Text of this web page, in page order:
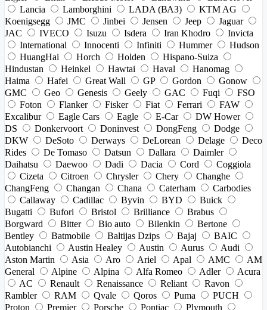
Lancia
Lamborghini LADA (ВАЗ)
KTM AG
Koenigsegg
JMC Jinbei Jensen Jeep
Jaguar
JAC
IVECO Isuzu Isdera Iran Khodro
Invicta
International
Innocenti Infiniti Hummer
Hudson
HuangHai
Horch Holden
Hispano-Suiza
Hindustan
Heinkel Hawtai Haval
Hanomag
Haima
Hafei Great Wall GP Gordon
Gonow
GMC
Geo Genesis Geely GAC Fuqi
FSO
Foton
Flanker Fisker Fiat Ferrari
FAW
Excalibur
Eagle Cars Eagle E-Car
DW Hower
DS
Donkervoort Doninvest DongFeng
Dodge
DKW
DeSoto Derways DeLorean Delage
Deco
Rides
De Tomaso Datsun Dallara
Daimler
Daihatsu
Daewoo Dadi Dacia Cord
Coggiola
Cizeta
Citroen Chrysler Chery
Changhe
ChangFeng
Changan Chana Caterham
Carbodies
Callaway
Cadillac Byvin BYD
Buick
Bugatti
Bufori Bristol Brilliance
Brabus
Borgward
Bitter Bio auto Bilenkin
Bertone
Bentley
Batmobile Baltijas Dzips Bajaj
BAIC
Autobianchi
Austin Healey Austin Aurus
Audi
Aston Martin
Asia Aro Ariel Apal AMC
AM
General
Alpine Alpina Alfa Romeo Adler
Acura
AC
Renault Renaissance Reliant
Ravon
Rambler
RAM Qvale Qoros Puma
PUCH
Proton
Premier Porsche Pontiac
Plymouth